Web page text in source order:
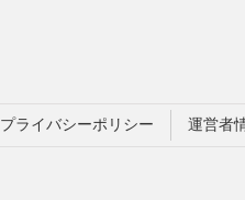
プライバシーポリシー 運営者